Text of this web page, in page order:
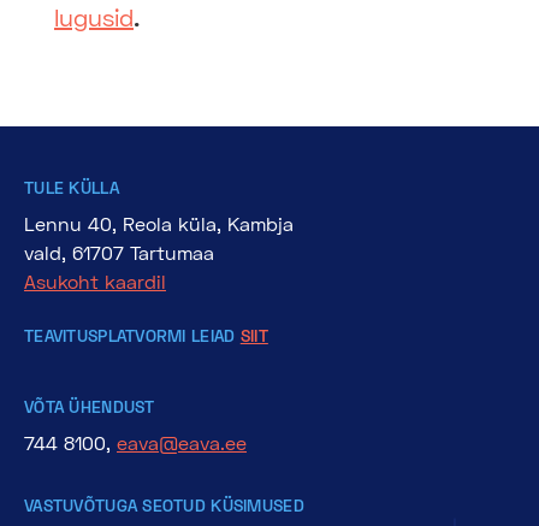
lugusid.
TULE KÜLLA
Lennu 40, Reola küla, Kambja
vald, 61707 Tartumaa
Asukoht kaardil
TEAVITUSPLATVORMI LEIAD SIIT
VÕTA ÜHENDUST
744 8100, eava@eava.ee
VASTUVÕTUGA SEOTUD KÜSIMUSED